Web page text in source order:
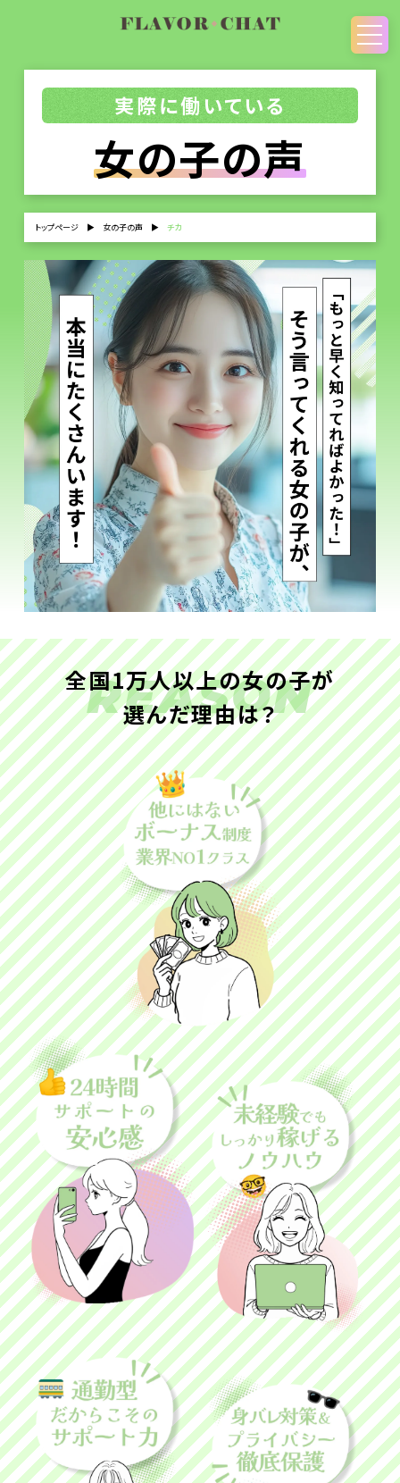
実際に働いている
女の子の声
トップページ▶ 女の子の声▶ チカ
全国1万人以上の女の子が
選んだ理由は？
REASON